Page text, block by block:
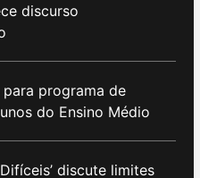
discurso
programa de
do Ensino Médio
discute limites